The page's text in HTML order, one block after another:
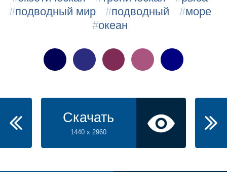
#подводный мир #подводный #море
#океан
Скачать
1440 x 2960